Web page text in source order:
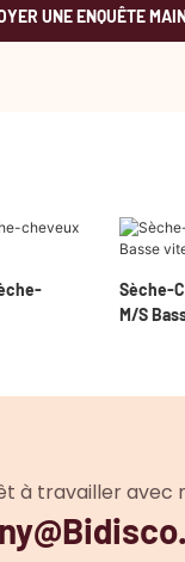
UNE ENQUÊTE
Sèche-
M/s
à travailler avec